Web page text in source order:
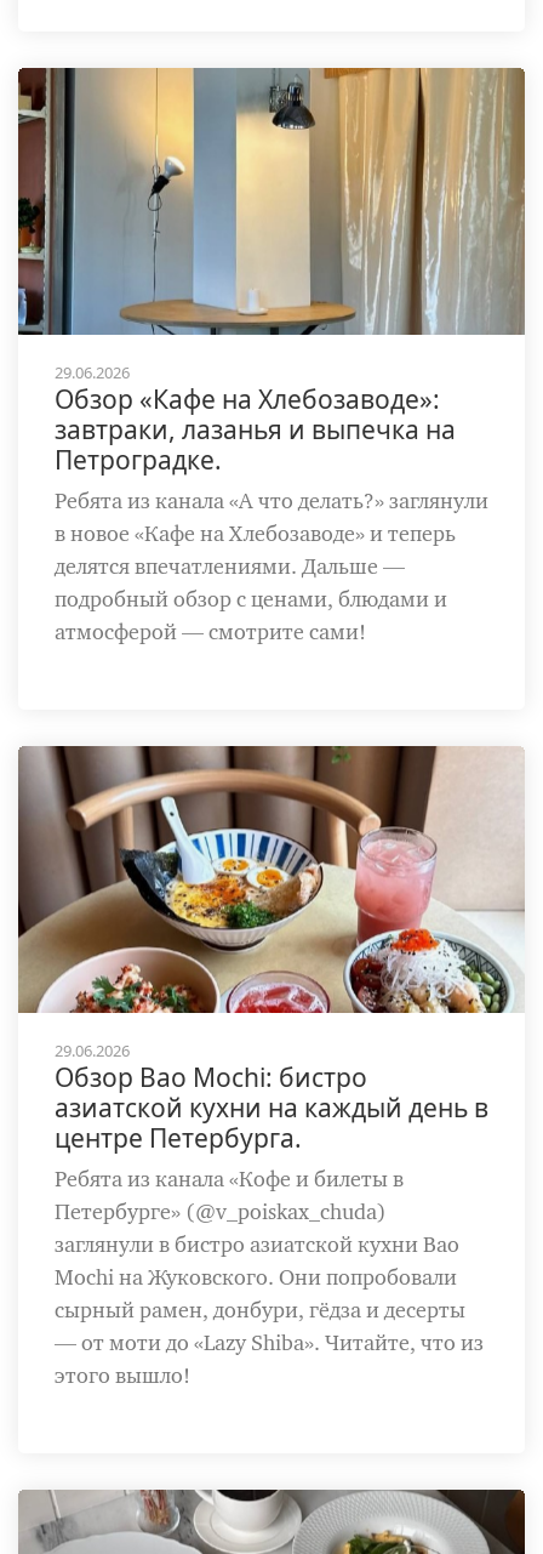
29.06.2026
Обзор «Кафе на Хлебозаводе»:
завтраки, лазанья и выпечка на
Петроградке.
Ребята из канала «А что делать?» заглянули
в новое «Кафе на Хлебозаводе» и теперь
делятся впечатлениями. Дальше —
подробный обзор с ценами, блюдами и
атмосферой — смотрите сами!
29.06.2026
Обзор Bao Mochi: бистро
азиатской кухни на каждый день в
центре Петербурга.
Ребята из канала «Кофе и билеты в
Петербурге» (@v_poiskax_chuda)
заглянули в бистро азиатской кухни Bao
Mochi на Жуковского. Они попробовали
сырный рамен, донбури, гёдза и десерты
— от моти до «Lazy Shiba». Читайте, что из
этого вышло!